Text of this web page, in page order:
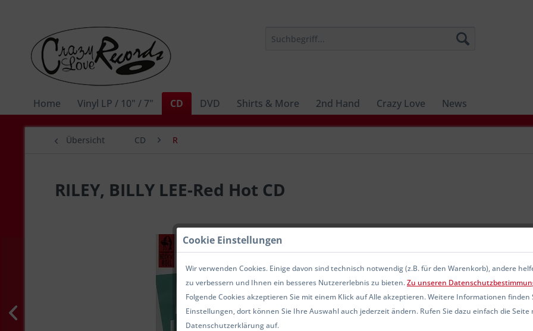
Home Vinyl LP / 10" / 7" CD DVD Shirts & More 2nd Hand Crazy Love News
Übersicht CD R
RILEY, BILLY LEE-Red Hot CD
Sofort
Cookie Einstellungen
Wir verwenden Cookies. Einige davon sind technisch notwendig (z.B. für den Warenkorb), andere
zu verbessern und Ihnen ein besseres Nutzererlebnis zu bieten.Zu unseren
Folgende Cookies akzeptieren Sie mit einem Klick auf Alle akzeptieren. Weitere Informationen finden
Einstellungen, dort können Sie Ihre Auswahl auch jederzeit ändern. Rufen Sie dazu einfach die Seite
Datenschutzerklärung auf.